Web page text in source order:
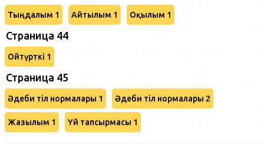
Тыңдалым 1 Айтылым 1 Оқылым 1
Страница 44
Ойтүрткі 1
Страница 45
Әдеби тіл нормалары 1 Әдеби тіл нормалары 2
Жазылым 1 Үй тапсырмасы 1